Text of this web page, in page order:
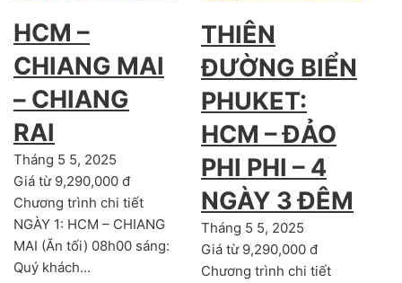
HCM –
CHIANG MAI
– CHIANG
RAI
Tháng 5 5, 2025
Giá từ 9,290,000 đ
Chương trình chi tiết
NGÀY 1: HCM – CHIANG
MAI (Ăn tối) 08h00 sáng:
Quý khách…
THIÊN
ĐƯỜNG BIỂN
PHUKET:
HCM – ĐẢO
PHI PHI – 4
NGÀY 3 ĐÊM
Tháng 5 5, 2025
Giá từ 9,290,000 đ
Chương trình chi tiết